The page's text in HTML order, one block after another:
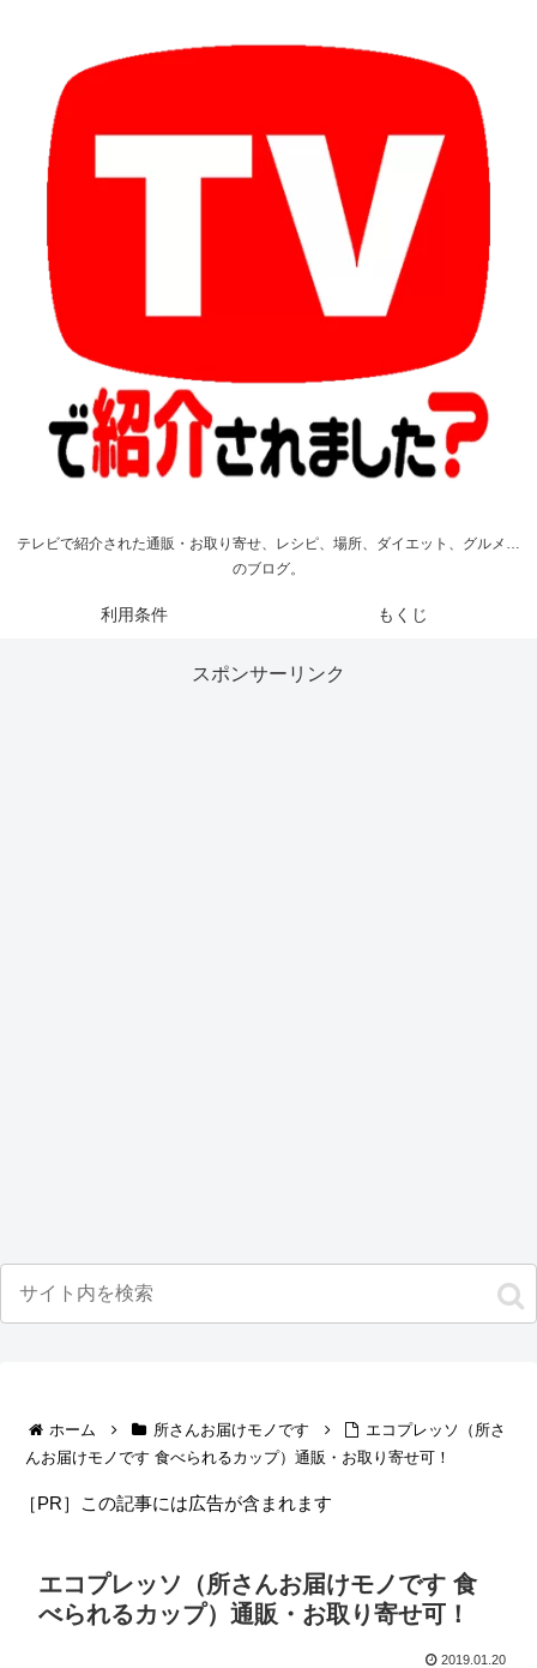
テレビで紹介された通販・お取り寄せ、レシピ、場所、ダイエット、グルメ…
のブログ。
利用条件 もくじ
スポンサーリンク
ホーム 所さんお届けモノです
エコプレッソ（所さ
んお届けモノです 食べられるカップ）通販・お取り寄せ可！
［PR］この記事には広告が含まれます
エコプレッソ（所さんお届けモノです 食
べられるカップ）通販・お取り寄せ可！
2019.01.20